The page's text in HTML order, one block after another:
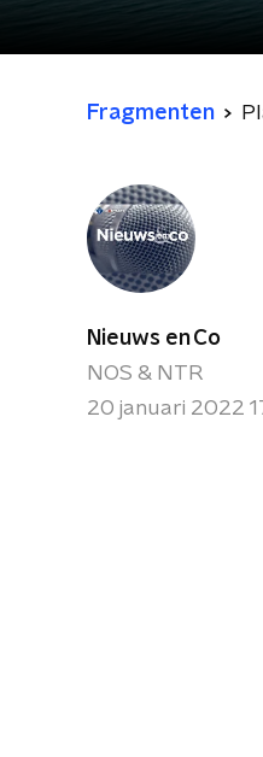
Fragmenten
Nieuws en Co
NOS & NTR
20 januari 2022